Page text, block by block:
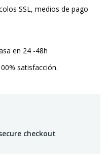
SSL, medios de pago
en 24 -48h
satisfacción.
checkout